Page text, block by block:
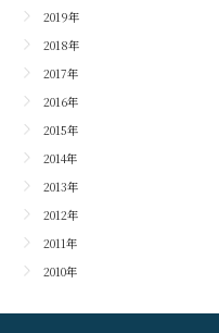
2019年
2018年
2017年
2016年
2015年
2014年
2013年
2012年
2011年
2010年